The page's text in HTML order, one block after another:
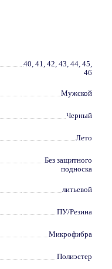
40, 41, 42, 43, 44, 45,
46
Мужской
Черный
Лето
Без защитного
подноска
литьевой
ПУ/Резина
Микрофибра
Полиэстер